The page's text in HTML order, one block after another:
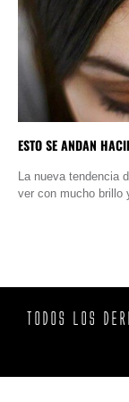
ESTO SE ANDAN
La nueva tendencia
ver con mucho brillo
TODOS LOS